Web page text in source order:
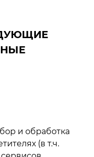
и обработка
(в т.ч.